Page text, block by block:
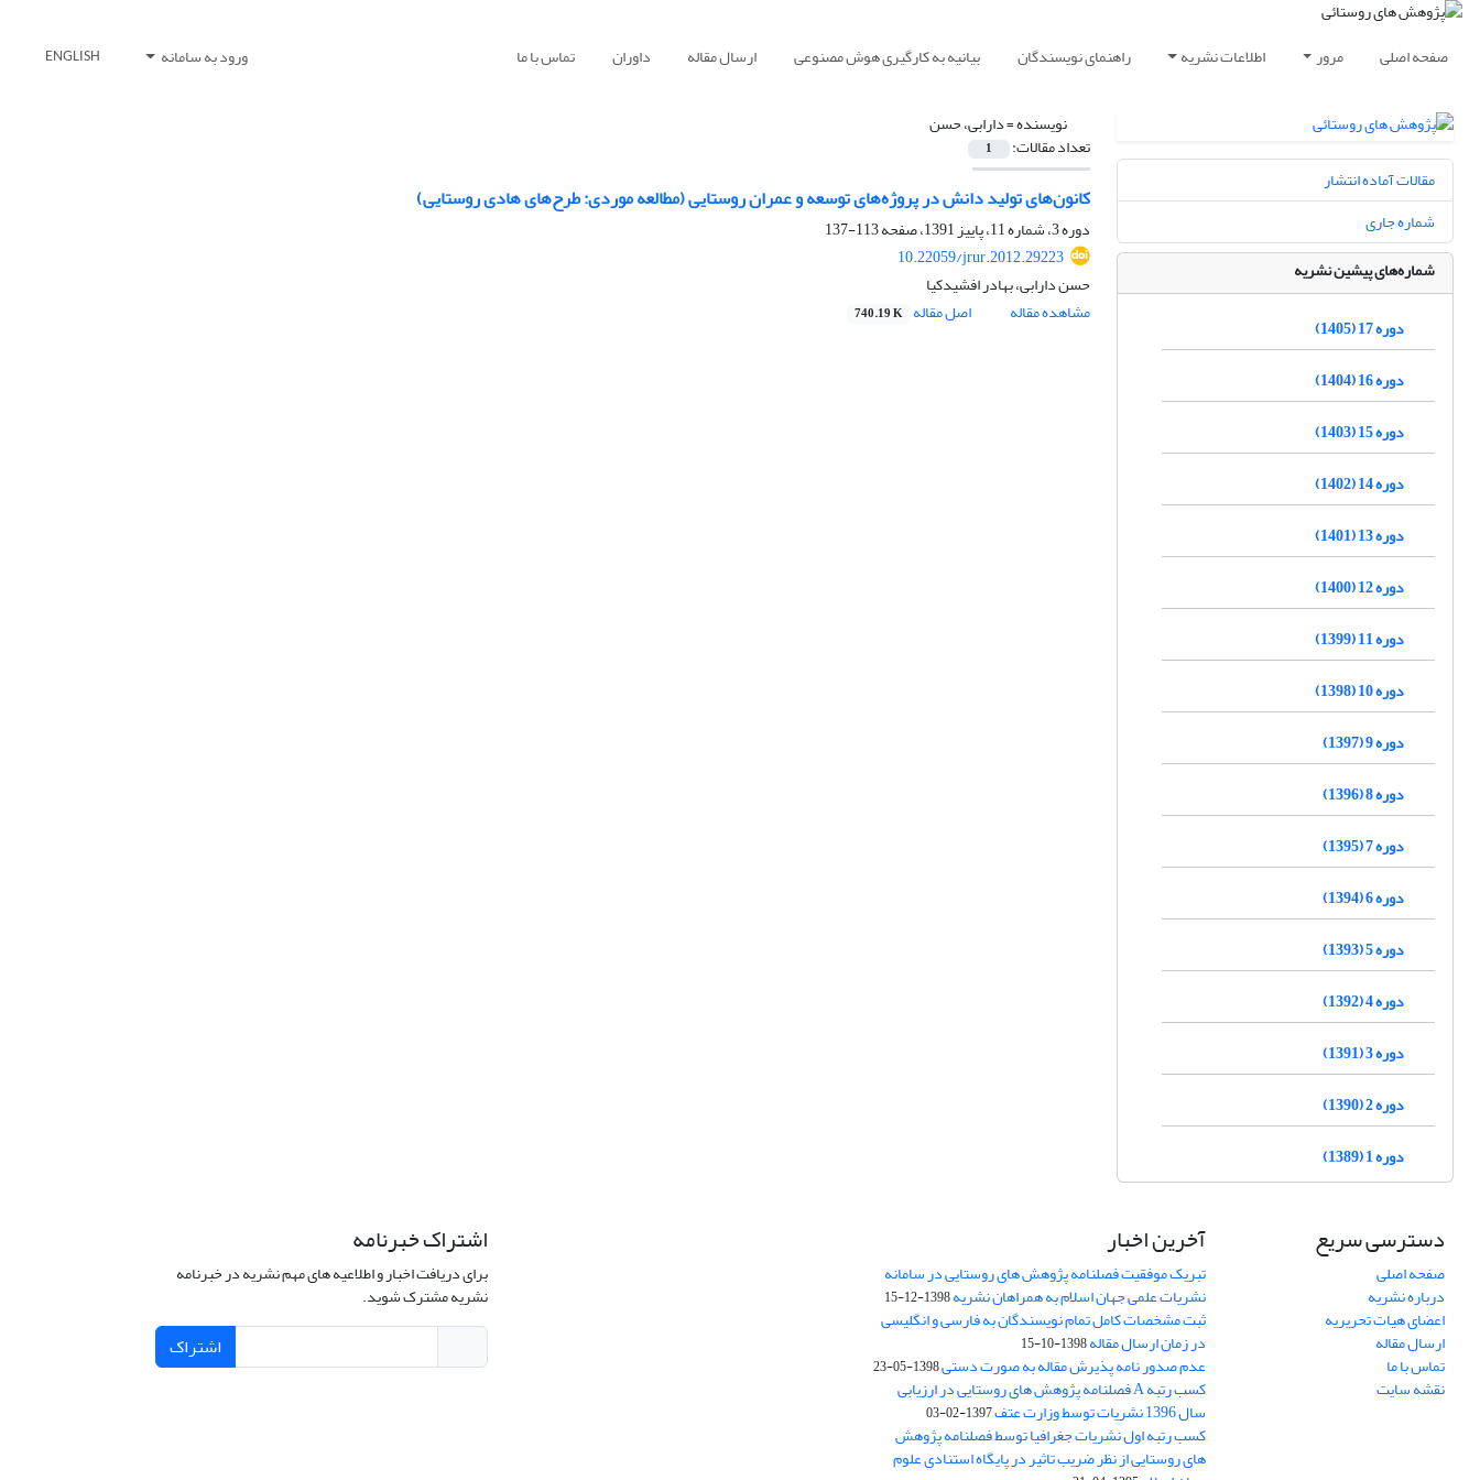
صفحه اصلی مرور اطلاعات نشریه راهنمای نویسندگان بیانیه به کارگیری هوش مصنوعی ارسال مقاله داوران تماس با ما ورود به سامانه ENGLISH
نویسنده =دارابی، حسن
تعداد مقالات: 1
کانون‌های تولید دانش در پروژه‌های توسعه و عمران روستایی (مطالعه موردی: طرح‌های هادی روستایی)
دوره 3، شماره 11، پاییز 1391، صفحه
113-137
10.22059/jrur.2012.29223
حسن دارابی، بهادر افشیدکیا
مشاهده مقاله
اصل مقاله 740.19 K
مقالات آماده انتشار
شماره جاری
شماره‌های پیشین نشریه
دوره 17 (1405)
دوره 16 (1404)
دوره 15 (1403)
دوره 14 (1402)
دوره 13 (1401)
دوره 12 (1400)
دوره 11 (1399)
دوره 10 (1398)
دوره 9 (1397)
دوره 8 (1396)
دوره 7 (1395)
دوره 6 (1394)
دوره 5 (1393)
دوره 4 (1392)
دوره 3 (1391)
دوره 2 (1390)
دوره 1 (1389)
دسترسی سریع
صفحه اصلی
درباره نشریه
اعضای هیات تحریریه
ارسال مقاله
تماس با ما
نقشه سایت
آخرین اخبار
تبریک موفقیت فصلنامه پژوهش های روستایی در سامانه
نشریات علمی جهان اسلام به همراهان نشریه1398-12-15
ثبت مشخصات کامل تمام نویسندگان به فارسی و انگلیسی
در زمان ارسال مقاله1398-10-15
عدم صدور نامه پذیرش مقاله به صورت دستی1398-05-23
کسب رتبه A فصلنامه پژوهش های روستایی در ارزیابی
سال 1396 نشریات توسط وزارت عتف 1397-02-03
کسب رتبه اول نشریات جغرافیا توسط فصلنامه پژوهش
های روستایی از نظر ضریب تاثیر در پایگاه استنادی علوم
اشتراک خبرنامه
برای دریافت اخبار و اطلاعیه های مهم نشریه در خبرنامه
نشریه مشترک شوید.
اشتراک